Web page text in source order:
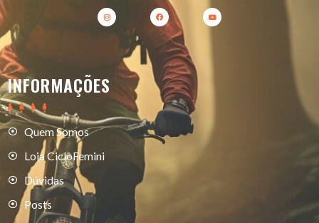
INFORMAÇÕES
Quem Somos
Loja CicloFemini
Dúvidas
Posts